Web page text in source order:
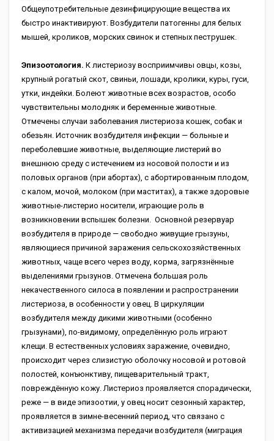
Общеупотребительные дезинфицирующие вещества их
быстро инактивируют. Возбудители патогенны для белых
мышей, кроликов, морских свинок и степных пеструшек.
Эпизоотология. К листериозу восприимчивы овцы, козы,
крупный рогатый скот, свиньи, лошади, кролики, куры, гуси,
утки, индейки. Болеют животные всех возрастов, особо
чувствительны молодняк и беременные животные.
Отмечены случаи заболевания листериоза кошек, собак и
обезьян. Источник возбудителя инфекции — больные и
переболевшие животные, выделяющие листерий во
внешнюю среду с истечением из носовой полости и из
половых органов (при абортах), с абортированным плодом,
с калом, мочой, молоком (при маститах), а также здоровые
животные-листерио носители, играющие роль в
возникновении вспышек болезни. Основной резервуар
возбудителя в природе — свободно живущие грызуны,
являющиеся причиной заражения сельскохозяйственных
животных, чаще всего через воду, корма, загрязнённые
выделениями грызунов. Отмечена большая роль
некачественного силоса в появлении и распространении
листериоза, в особенности у овец. В циркуляции
возбудителя между дикими животными (особенно
грызунами), по-видимому, определённую роль играют
клещи. В естественных условиях заражение, очевидно,
происходит через слизистую оболочку носовой и ротовой
полостей, конъюнктиву, пищеварительный тракт,
повреждённую кожу. Листериоз проявляется спорадически,
реже — в виде эпизоотии, у овец носит сезонный характер,
проявляется в зимне-весенний период, что связано с
активизацией механизма передачи возбудителя (миграция